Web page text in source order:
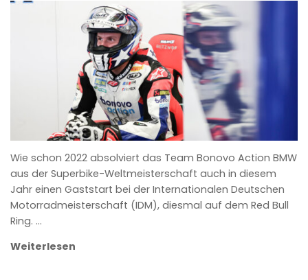
ANKE WIECZOREK
Wie schon 2022 absolviert das Team Bonovo Action BMW
aus der Superbike-Weltmeisterschaft auch in diesem
Jahr einen Gaststart bei der Internationalen Deutschen
Motorradmeisterschaft (IDM), diesmal auf dem Red Bull
Ring. …
Weiterlesen